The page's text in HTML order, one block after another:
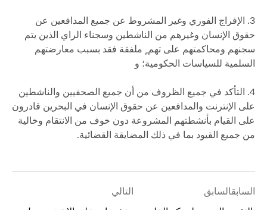
3. الإفراج الفوري وغير المشروط عن جميع المدافعين عن
حقوق الإنسان وغيرهم من الناشطين وسجناء الراي الذين يتم
سجنهم ومحاكمتهم على تهم ٍ ملفقة فقد بسبب معارضتهم
السلمية للسياسات الحكومية؛ و
4. التأكد في جميع الظروف من أن جميع الصحفيين والناشطين
على الإنترنت والمدافعين عن حقوق الإنسان في البحرين قادرون
على القيام بأنشطتهم المشروعة دون خوف من الانتقام وخالية
من جميع القيود بما في ذلك المضايقة القضائية.
السابقالسابق
التالي